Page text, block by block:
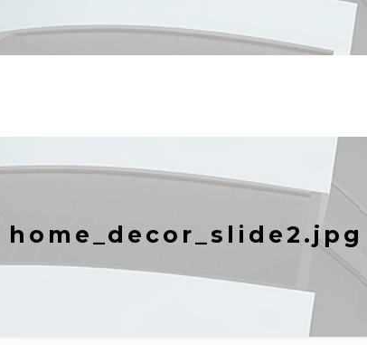
home_decor_slide2.jpg